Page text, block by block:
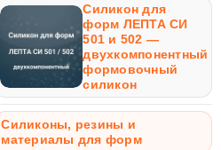
Силикон для
форм ЛЕПТА СИ
501 и 502 —
двухкомпонентный
формовочный
силикон
Силиконы, резины и
материалы для форм